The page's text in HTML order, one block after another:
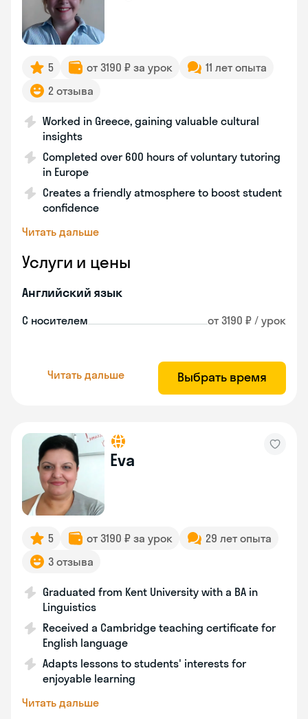
5 от 3190 ₽ за урок
11 лет опыта
2 отзыва
Worked in Greece, gaining valuable cultural
insights
Completed over 600 hours of voluntary tutoring
in Europe
Creates a friendly atmosphere to boost student
confidence
Читать дальше
Услуги и цены
Английский язык
С носителем от 3190 ₽ / урок
Читать дальше Выбрать время
Eva
5 от 3190 ₽ за урок
29 лет опыта
3 отзыва
Graduated from Kent University with a BA in
Linguistics
Received a Cambridge teaching certificate for
English language
Adapts lessons to students' interests for
enjoyable learning
Читать дальше